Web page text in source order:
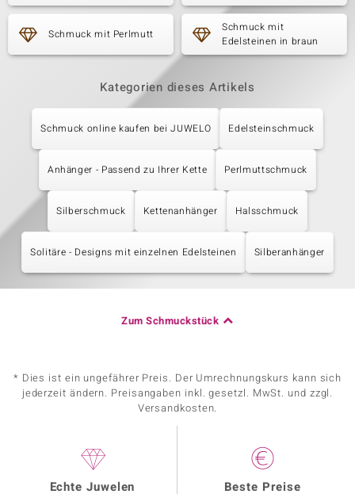
Schmuck mit Perlmutt
Schmuck mit
Edelsteinen in braun
Kategorien dieses Artikels
Schmuck online kaufen bei JUWELO Edelsteinschmuck
Anhänger - Passend zu Ihrer Kette Perlmuttschmuck
Silberschmuck Kettenanhänger Halsschmuck
Solitäre - Designs mit einzelnen Edelsteinen Silberanhänger
Zum Schmuckstück
* Dies ist ein ungefährer Preis. Der Umrechnungskurs kann sich
jederzeit ändern. Preisangaben inkl. gesetzl. MwSt. und zzgl.
Versandkosten.
Echte Juwelen Beste Preise